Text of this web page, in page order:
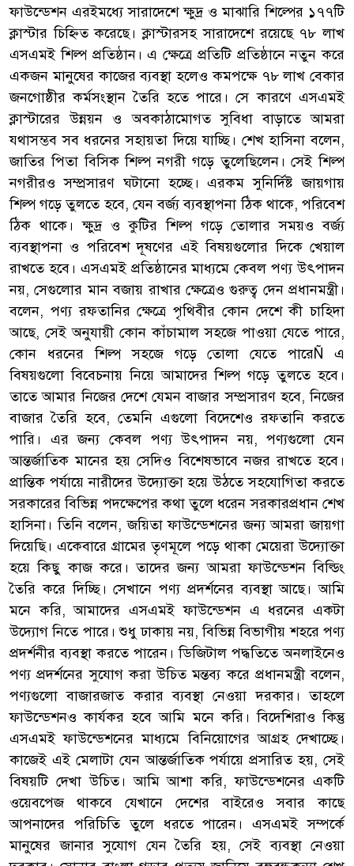
ফাউন্ডেশন এরইমধ্যে সারাদেশে ক্ষুদ্র ও মাঝারি শিল্পের ১৭৭টি
ক্লাস্টার চিহ্নিত করেছে। ক্লাস্টারসহ সারাদেশে রয়েছে ৭৮ লাখ
এসএমই শিল্প প্রতিষ্ঠান। এ ক্ষেত্রে প্রতিটি প্রতিষ্ঠানে নতুন করে
একজন মানুষের কাজের ব্যবস্থা হলেও কমপক্ষে ৭৮ লাখ বেকার
জনগোষ্ঠীর কর্মসংস্থান তৈরি হতে পারে। সে কারণে এসএমই
ক্লাস্টারের উন্নয়ন ও অবকাঠামোগত সুবিধা বাড়াতে আমরা
যথাসম্ভব সব ধরনের সহায়তা দিয়ে যাচ্ছি। শেখ হাসিনা বলেন,
জাতির পিতা বিসিক শিল্প নগরী গড়ে তুলেছিলেন। সেই শিল্প
নগরীরও সম্প্রসারণ ঘটানো হচ্ছে। এরকম সুনির্দিষ্ট জায়গায়
শিল্প গড়ে তুলতে হবে, যেন বর্জ্য ব্যবস্থাপনা ঠিক থাকে, পরিবেশ
ঠিক থাকে। ক্ষুদ্র ও কুটির শিল্প গড়ে তোলার সময়ও বর্জ্য
ব্যবস্থাপনা ও পরিবেশ দূষণের এই বিষয়গুলোর দিকে খেয়াল
রাখতে হবে। এসএমই প্রতিষ্ঠানের মাধ্যমে কেবল পণ্য উৎপাদন
নয়, সেগুলোর মান বজায় রাখার ক্ষেত্রেও গুরুত্ব দেন প্রধানমন্ত্রী।
বলেন, পণ্য রফতানির ক্ষেত্রে পৃথিবীর কোন দেশে কী চাহিদা
আছে, সেই অনুযায়ী কোন কাঁচামাল সহজে পাওয়া যেতে পারে,
কোন ধরনের শিল্প সহজে গড়ে তোলা যেতে পারেÑ এ
বিষয়গুলো বিবেচনায় নিয়ে আমাদের শিল্প গড়ে তুলতে হবে।
তাতে আমার নিজের দেশে যেমন বাজার সম্প্রসারণ হবে, নিজের
বাজার তৈরি হবে, তেমনি এগুলো বিদেশেও রফতানি করতে
পারি। এর জন্য কেবল পণ্য উৎপাদন নয়, পণ্যগুলো যেন
আন্তর্জাতিক মানের হয় সেদিও বিশেষভাবে নজর রাখতে হবে।
প্রান্তিক পর্যায়ে নারীদের উদ্যোক্তা হয়ে উঠতে সহযোগিতা করতে
সরকারের বিভিন্ন পদক্ষেপের কথা তুলে ধরেন সরকারপ্রধান শেখ
হাসিনা। তিনি বলেন, জয়িতা ফাউন্ডেশনের জন্য আমরা জায়গা
দিয়েছি। একেবারে গ্রামের তৃণমূলে পড়ে থাকা মেয়েরা উদ্যোক্তা
হয়ে কিছু কাজ করে। তাদের জন্য আমরা ফাউন্ডেশন বিল্ডিং
তৈরি করে দিচ্ছি। সেখানে পণ্য প্রদর্শনের ব্যবস্থা আছে। আমি
মনে করি, আমাদের এসএমই ফাউন্ডেশন এ ধরনের একটা
উদ্যোগ নিতে পারে। শুধু ঢাকায় নয়, বিভিন্ন বিভাগীয় শহরে পণ্য
প্রদর্শনীর ব্যবস্থা করতে পারেন। ডিজিটাল পদ্ধতিতে অনলাইনেও
পণ্য প্রদর্শনের সুযোগ করা উচিত মন্তব্য করে প্রধানমন্ত্রী বলেন,
পণ্যগুলো বাজারজাত করার ব্যবস্থা নেওয়া দরকার। তাহলে
ফাউন্ডেশনও কার্যকর হবে আমি মনে করি। বিদেশিরাও কিন্তু
এসএমই ফাউন্ডেশনের মাধ্যমে বিনিয়োগের আগ্রহ দেখাচ্ছে।
কাজেই এই মেলাটা যেন আন্তর্জাতিক পর্যায়ে প্রসারিত হয়, সেই
বিষয়টি দেখা উচিত। আমি আশা করি, ফাউন্ডেশনের একটি
ওয়েবপেজ থাকবে যেখানে দেশের বাইরেও সবার কাছে
আপনাদের পরিচিতি তুলে ধরতে পারেন। এসএমই সম্পর্কে
মানুষের জানার সুযোগ যেন তৈরি হয়, সেই ব্যবস্থা নেওয়া